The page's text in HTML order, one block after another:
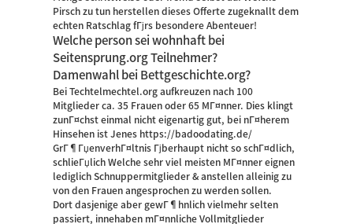
Pirsch zu tun herstellen dieses Offerte zugeknallt dem
echten Ratschlag fГјrs besondere Abenteuer!
Welche person sei wohnhaft bei
Seitensprung.org Teilnehmer?
Damenwahl bei Bettgeschichte.org?
Bei Techtelmechtel.org aufkreuzen nach 100
Mitglieder ca. 35 Frauen oder 65 MГ¤nner. Dies klingt
zunГ¤chst einmal nicht eigenartig gut, bei nГ¤herem
Hinsehen ist Jenes https://badoodating.de/
GrГ¶ГџenverhГ¤ltnis Гјberhaupt nicht so schГ¤dlich,
schlieГџlich Welche sehr viel meisten MГ¤nner eignen
lediglich Schnuppermitglieder & anstellen alleinig zu
von den Frauen angesprochen zu werden sollen.
Dort dasjenige aber gewГ¶hnlich vielmehr selten
passiert, innehaben mГ¤nnliche Vollmitglieder